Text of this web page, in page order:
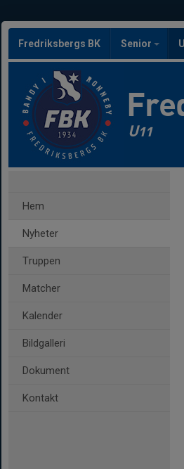
Fredriksbergs BK Senior
U11
Hem
Nyheter
Truppen
Matcher
Kalender
Bildgalleri
Dokument
Kontakt